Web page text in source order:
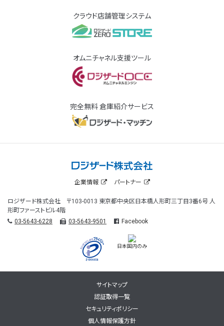
クラウド店舗管理システム
オムニチャネル支援ツール
完全無料 倉庫紹介サービス
企業情報 パートナー
ロジザード株式会社 〒103-0013 東京都中央区日本橋人形町三丁目3番6号 人
形町ファーストビル4階
03-5643-6228
03-5643-9501 Facebook
日本国内のみ
サイトマップ
認証取得一覧
セキュリティポリシー
個人情報保護方針